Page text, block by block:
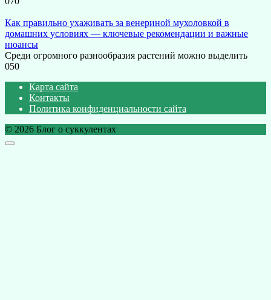
Как правильно ухаживать за венериной мухоловкой в
домашних условиях — ключевые рекомендации и важные
нюансы
Среди огромного разнообразия растений можно выделить
050
Карта сайта
Контакты
Политика конфиденциальности сайта
© 2026 Блог о суккулентах